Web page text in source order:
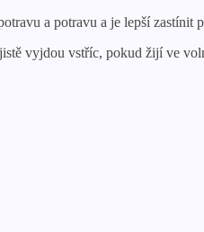
a potravu a je lepší
vyjdou vstříc, pokud žijí ve